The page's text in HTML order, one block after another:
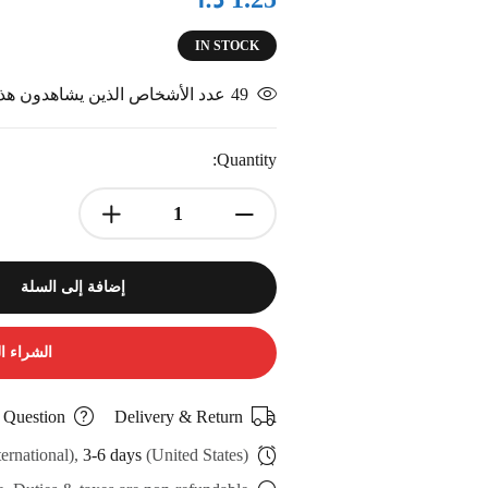
IN STOCK
49 عدد الأشخاص الذين يشاهدون هذا
Quantity:
إضافة إلى السلة
الشراء
Delivery & Return
3-6 days (United States)